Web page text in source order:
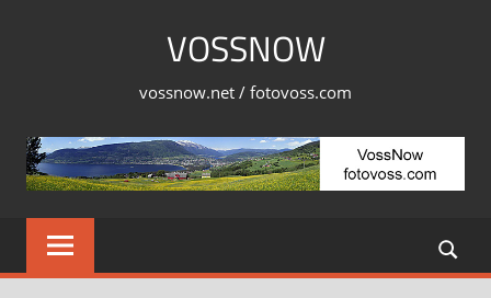
VOSSNOW
vossnow.net / fotovoss.com